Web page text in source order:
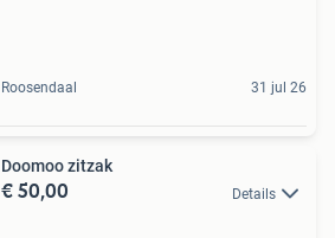
Roosendaal 31 jul 26
Doomoo zitzak
€ 50,00 Details